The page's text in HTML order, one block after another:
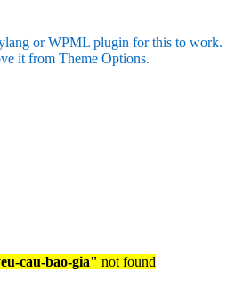
or WPML plugin for this to work.
it from Theme Options.
cau-bao-gia" not found